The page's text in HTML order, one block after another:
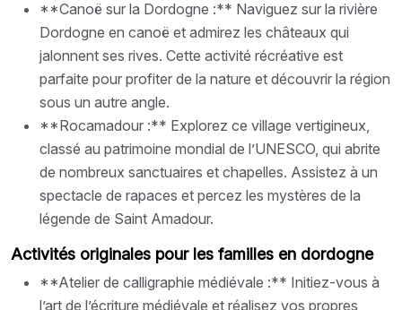
**Canoë sur la Dordogne :** Naviguez sur la rivière
Dordogne en canoë et admirez les châteaux qui
jalonnent ses rives. Cette activité récréative est
parfaite pour profiter de la nature et découvrir la région
sous un autre angle.
**Rocamadour :** Explorez ce village vertigineux,
classé au patrimoine mondial de l’UNESCO, qui abrite
de nombreux sanctuaires et chapelles. Assistez à un
spectacle de rapaces et percez les mystères de la
légende de Saint Amadour.
Activités originales pour les familles en dordogne
**Atelier de calligraphie médiévale :** Initiez-vous à
l’art de l’écriture médiévale et réalisez vos propres